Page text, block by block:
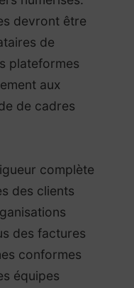
devront être
de
plateformes
aux
de cadres
complète
des clients
des factures
conformes
équipes